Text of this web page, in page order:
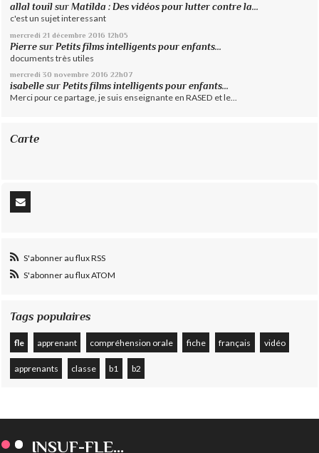
allal touil surMatilda : Des vidéos pour lutter contre la...
c'est un sujet interessant
mercredi 21 décembre 2016 12h05
Pierre surPetits films intelligents pour enfants...
documents très utiles
mercredi 30 novembre 2016 22h07
isabelle surPetits films intelligents pour enfants...
Merci pour ce partage, je suis enseignante en RASED et le...
Carte
S'abonner au flux RSS
S'abonner au flux ATOM
Tags populaires
fle apprenant compréhension orale fiche français vidéo
apprenants classe b1 b2
INSUF-FLE...